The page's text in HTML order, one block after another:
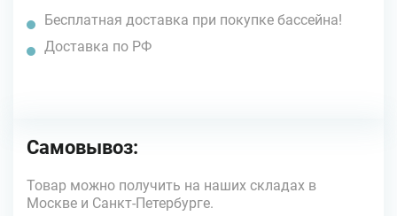
Бесплатная доставка при покупке бассейна!
Доставка по РФ
Самовывоз:
Товар можно получить на наших складах в
Москве и Санкт-Петербурге.